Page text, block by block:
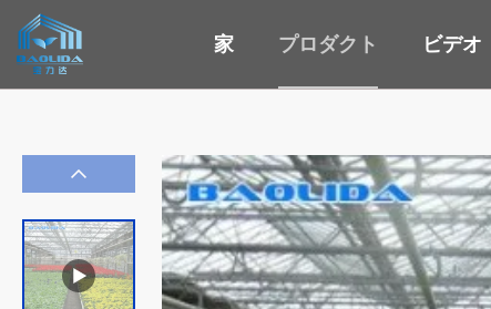
家 プロダクト ビデオ